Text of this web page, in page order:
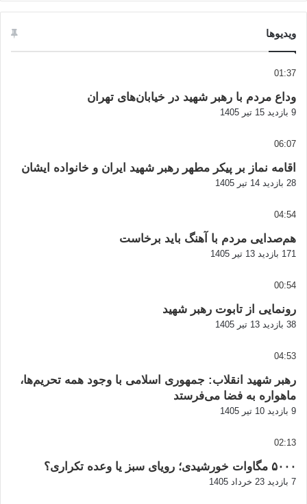
ویدیوها
01:37
وداع مردم با رهبر شهید در خیابان‌های تهران
9 بازدید 15 تیر 1405
06:07
اقامه نماز بر پیکر مطهر رهبر شهید ایران و خانواده ایشان
28 بازدید 14 تیر 1405
04:54
هم‌صدایی مردم با آهنگ باید برخاست
171 بازدید 13 تیر 1405
00:54
رونمایی از تابوت رهبر شهید
38 بازدید 13 تیر 1405
04:53
رهبر شهید انقلاب: جمهوری اسلامی با وجود همه تحریم‌ها،
ماهواره به فضا می‌فرستد
9 بازدید 10 تیر 1405
02:13
۵۰۰۰ مگاوات خورشیدی؛ رویای سبز یا وعده تکراری؟
7 بازدید 23 خرداد 1405